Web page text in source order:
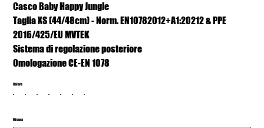
Casco Baby Happy Jungle
Taglia XS (44/48cm) - Norm. EN10782012+A1:20212 & PPE
2016/425/EU MVTEK
Sistema di regolazione posteriore
Omologazione CE-EN 1078
Colore
Misura